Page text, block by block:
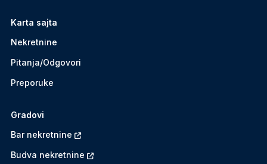
Karta sajta
Nekretnine
Pitanja/Odgovori
Preporuke
Gradovi
Bar nekretnine
Budva nekretnine